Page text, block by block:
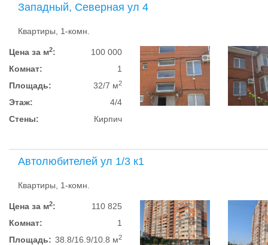
Западный, Северная ул 4
Квартиры, 1-комн.
Цена за м2:
100 000
Комнат:
1
Площадь:
32/7 м2
Этаж:
4/4
Стены:
Кирпич
Автолюбителей ул 1/3 к1
Квартиры, 1-комн.
Цена за м2:
110 825
Комнат:
1
Площадь: 38.8/16.9/10.8 м2